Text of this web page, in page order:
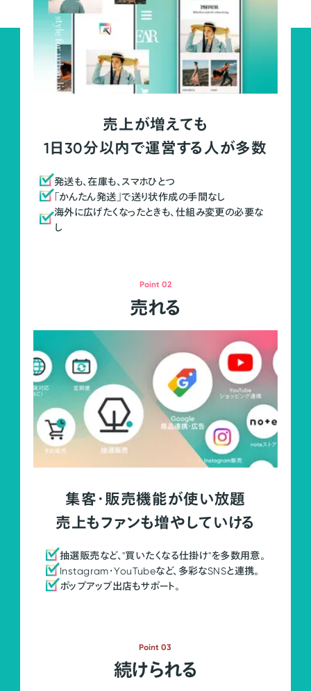
売上が増えても
1日30分以内で運営する人が多数
発送も、在庫も、スマホひとつ
「かんたん発送」で送り状作成の手間なし
海外に広げたくなったときも、仕組み変更の必要な
し
Point 02
売れる
集客・販売機能が使い放題
売上もファンも増やしていける
抽選販売など、"買いたくなる仕掛け"を多数用意。
Instagram・YouTubeなど、多彩なSNSと連携。
ポップアップ出店もサポート。
Point 03
続けられる